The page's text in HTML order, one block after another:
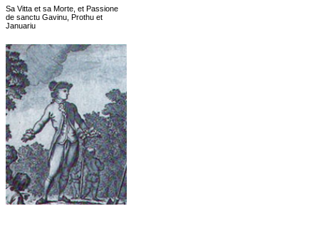
Sa Vitta et sa Morte, et Passione
de sanctu Gavinu, Prothu et
Januariu